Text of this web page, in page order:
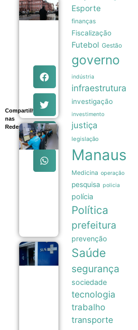
Compartilhe
nas
Redes
Pressão
popular
memória
Malvinas
Milei a
sobre
venda
06/08
Sexta-feira
em Manaus
tem 639
vagas de
abertas
com
orientações
aos
candidatos
Estudo
mostra que
Trikafta
derrubou
em 85% as
internações
por fibrose
cística no
SUS
06/08
Esporte
finanças
Fiscalização
Futebol Gestão
governo
indústria
infraestrutura
investigação
investimento
justiça
legislação
Manaus
Medicina operação
pesquisa policia
polícia
Política
prefeitura
prevenção
Saúde
segurança
sociedade
tecnologia
trabalho
transporte